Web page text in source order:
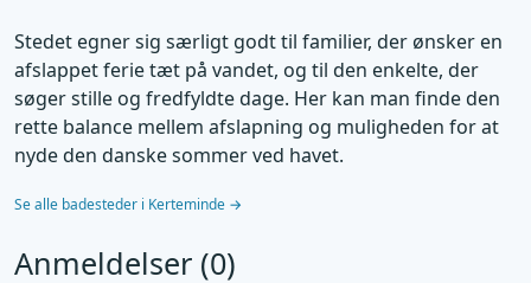
Stedet egner sig særligt godt til familier, der ønsker en
afslappet ferie tæt på vandet, og til den enkelte, der
søger stille og fredfyldte dage. Her kan man finde den
rette balance mellem afslapning og muligheden for at
nyde den danske sommer ved havet.
Se alle badesteder i Kerteminde →
Anmeldelser (0)